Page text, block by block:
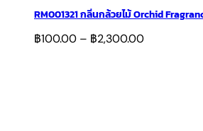
RM001321 กลิ่นกล้วยไม้ Orchid
฿100.00 – ฿2,300.00